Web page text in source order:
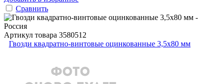
Сравнить
Артикул товара 3580512
Гвозди квадратно-винтовые оцинкованные 3,5x80 мм